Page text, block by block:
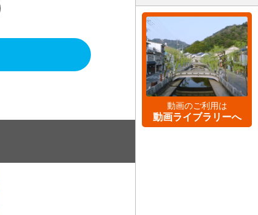
動画のご利用は
動画ライブラリーへ